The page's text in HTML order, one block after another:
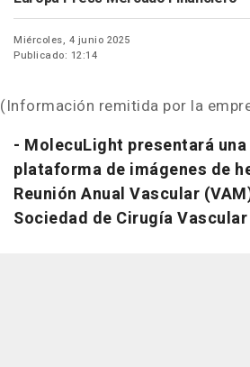
Miércoles, 4 junio 2025
Publicado: 12:14
(Información remitida por la
- MolecuLight presentará
plataforma de imágenes de
Reunión Anual Vascular
Sociedad de Cirugía Vascular